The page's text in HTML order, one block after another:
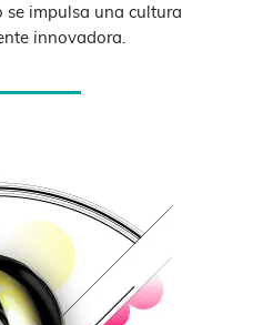
se impulsa una cultura
innovadora.